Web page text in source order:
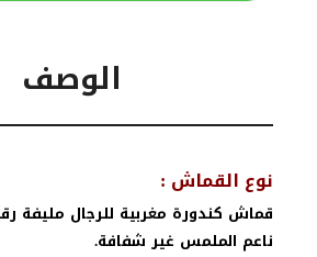
الوصف
نوع القماش :
قماش كندورة مغربية للرجال مليفة
ناعم الملمس غير شفافة.